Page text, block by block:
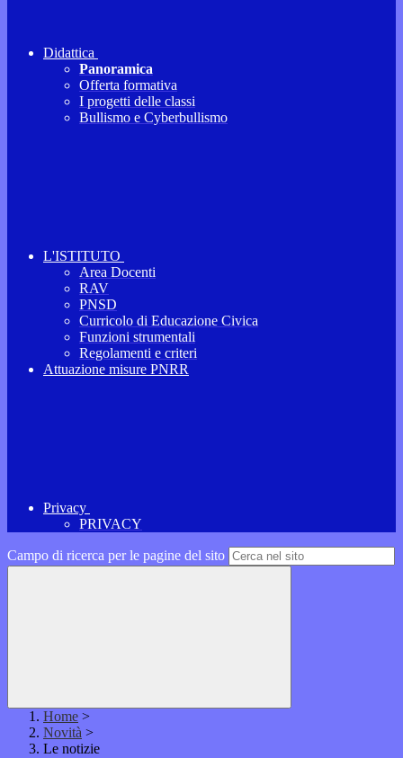
Didattica
Panoramica
Offerta formativa
I progetti delle classi
Bullismo e Cyberbullismo
L'ISTITUTO
Area Docenti
RAV
PNSD
Curricolo di Educazione Civica
Funzioni strumentali
Regolamenti e criteri
Attuazione misure PNRR
Privacy
PRIVACY
Campo di ricerca per le pagine del sito
Home >
Novità >
Le notizie